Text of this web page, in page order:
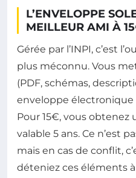
L’ENVELOPPE
MEILLEUR AMI À
Gérée par l’INPI, c’est
plus méconnu. Vous
(PDF, schémas,
enveloppe électronique
Pour 15€, vous obtenez
valable 5 ans. Ce n’est
mais en cas de conflit,
déteniez ces éléments à